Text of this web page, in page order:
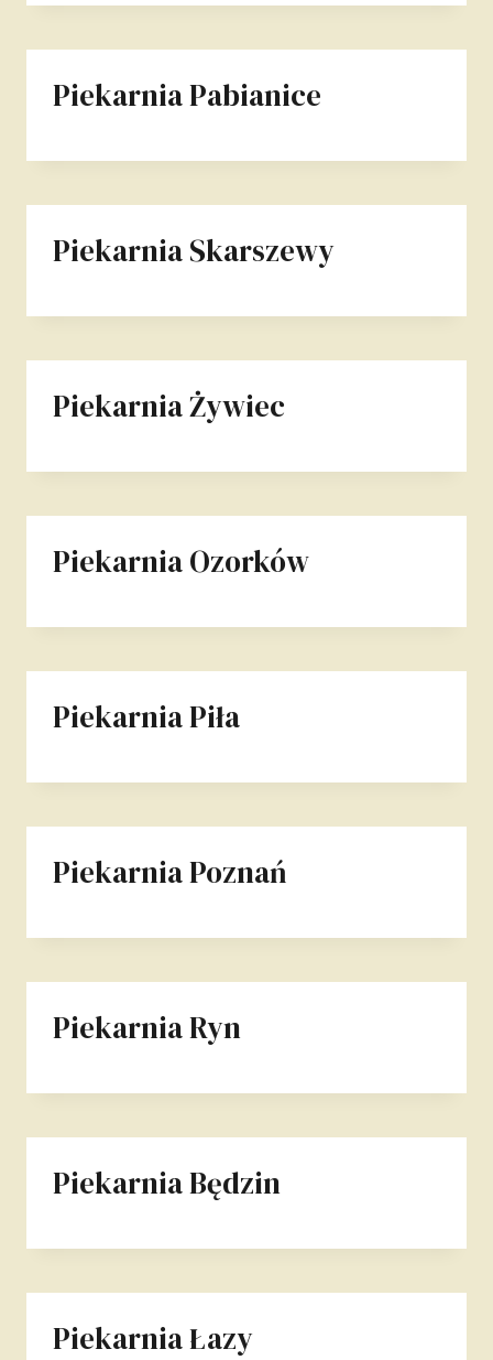
Piekarnia Pabianice
Piekarnia Skarszewy
Piekarnia Żywiec
Piekarnia Ozorków
Piekarnia Piła
Piekarnia Poznań
Piekarnia Ryn
Piekarnia Będzin
Piekarnia Łazy